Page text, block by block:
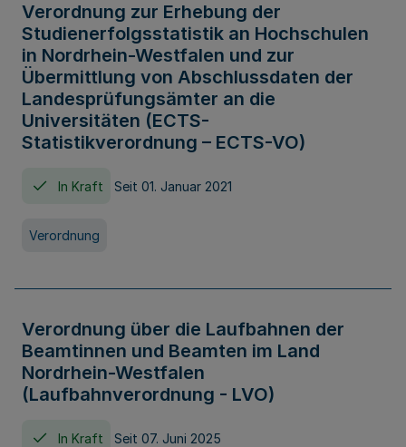
Verordnung zur Erhebung der
Studienerfolgsstatistik an Hochschulen
in Nordrhein-Westfalen und zur
Übermittlung von Abschlussdaten der
Landesprüfungsämter an die
Universitäten (ECTS-
Statistikverordnung – ECTS-VO)
In Kraft Seit 01. Januar 2021
Verordnung
Verordnung über die Laufbahnen der
Beamtinnen und Beamten im Land
Nordrhein-Westfalen
(Laufbahnverordnung - LVO)
In Kraft Seit 07. Juni 2025